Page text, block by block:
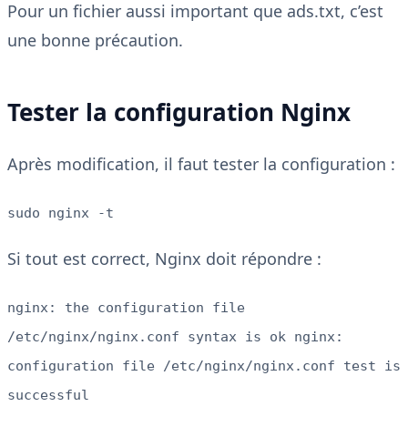
Pour un fichier aussi important que ads.txt, c’est
une bonne précaution.
Tester la configuration Nginx
Après modification, il faut tester la configuration :
sudo nginx -t
Si tout est correct, Nginx doit répondre :
nginx: the configuration file
/etc/nginx/nginx.conf syntax is ok nginx:
configuration file /etc/nginx/nginx.conf test is
successful